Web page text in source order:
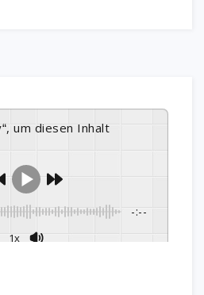
-:--
1x